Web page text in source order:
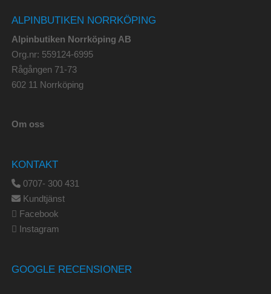
ALPINBUTIKEN NORRKÖPING
Alpinbutiken Norrköping AB
Org.nr: 559124-6995
Rågången 71-73
602 11 Norrköping
Om oss
KONTAKT
0707- 300 431
Kundtjänst
Facebook
Instagram
GOOGLE RECENSIONER